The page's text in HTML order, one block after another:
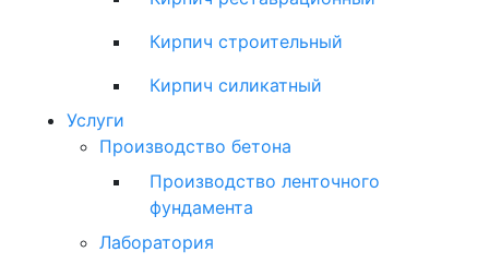
Кирпич строительный
Кирпич силикатный
Услуги
Производство бетона
Производство ленточного
фундамента
Лаборатория